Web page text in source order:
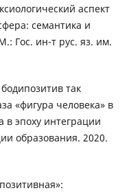
аспект
семантика и
Гос. ин-т рус. яз. им.
так
«фигура человека» в
в эпоху интеграции
образования. 2020.